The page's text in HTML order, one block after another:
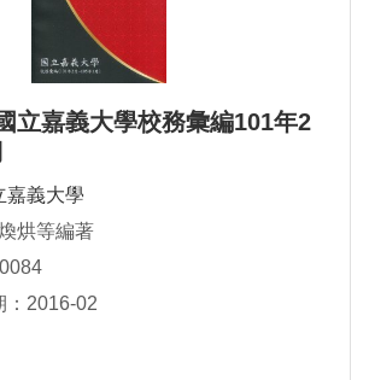
立嘉義大學校務彙編101年2
嘉義大學
烘等編著
：2016-02